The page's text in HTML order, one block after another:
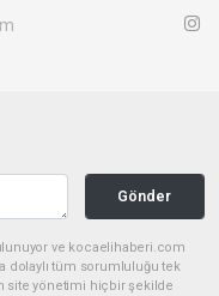
Gönder
ve kocaelihaberi.com
dolaylı tüm sorumluluğu tek
site yönetimi hiçbir şekilde